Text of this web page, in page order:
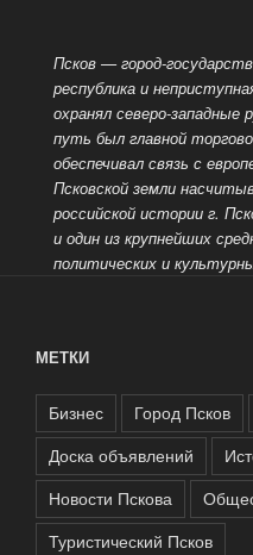
Псков — город-
республика и
охранял северо-
путь был главной
обеспечивал связь с
Псковской земли
российской истории г.
и один из крупнейших
политических и
МЕТКИ
Бизнес Город Псков
Доска объявлений
Новости Пскова
Туристический Псков